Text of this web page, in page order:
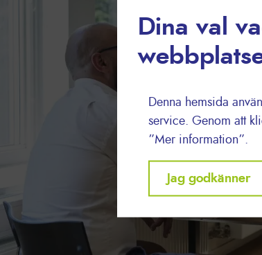
Dina val
Denna hemsida
service. Genom att
”Mer information”.
Jag godkänner
Withdraw